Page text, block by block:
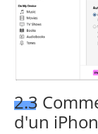
2.3
d'un